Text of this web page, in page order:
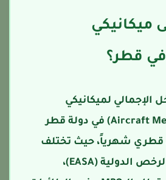
قطر؟
لميكانيكي
الطائرات (Aircraft Mechanic) في دولة قطر
ريال قطري شهرياً، حيث تختلف
الرواتب بناءً على الرخص الدولية (EASA)،